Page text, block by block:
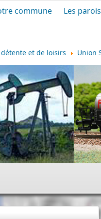
commune Les
et de loisirs Union